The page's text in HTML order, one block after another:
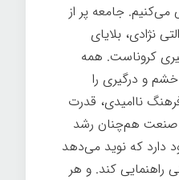
جامعه پر از
نژادی، بلایای
کروناست. همه
و درگیری را
ناامیدی، قدرت
صنعت هم‌چنان رشد
دارد که نوید می‌دهد
کند. و هر